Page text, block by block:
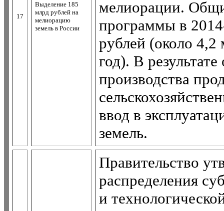
17
Выделение 185
млрд рублей на
мелиорацию
земель в России
мелиорации.
программы в
рублей (около
год). В
производства
ввод в
земель.
Правительство
распределения
и